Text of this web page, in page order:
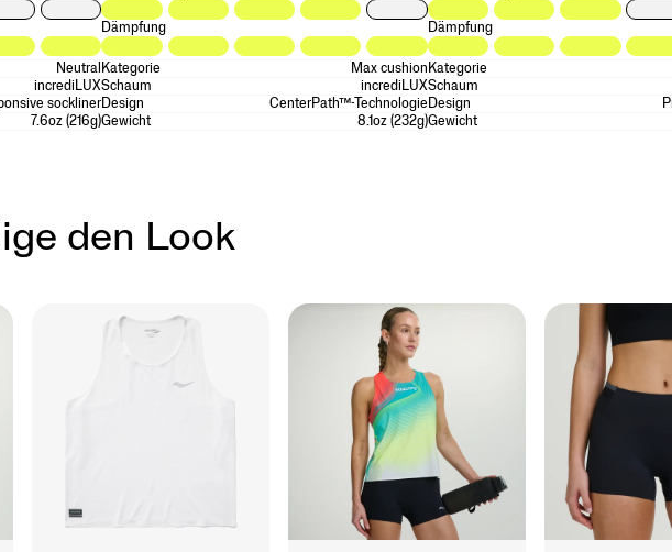
Neutral
incrediLUX
sockliner
7.6oz (216g)
Dämpfung
Kategorie
Max cushion
Schaum
incrediLUX
Design
CenterPath™-Technologie
Gewicht
8.1oz (232g)
Dämpfung
Kategorie
Schaum
Design
Gewicht
den Look